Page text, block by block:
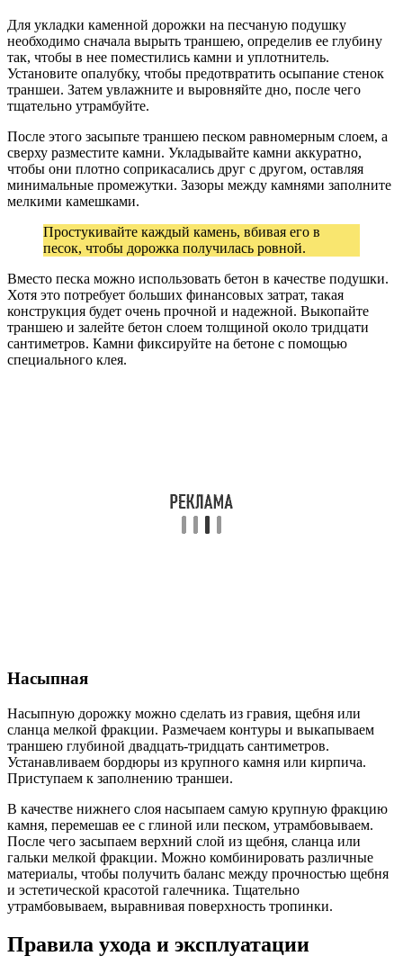
Для укладки каменной дорожки на песчаную подушку
необходимо сначала вырыть траншею, определив ее глубину
так, чтобы в нее поместились камни и уплотнитель.
Установите опалубку, чтобы предотвратить осыпание стенок
траншеи. Затем увлажните и выровняйте дно, после чего
тщательно утрамбуйте.
После этого засыпьте траншею песком равномерным слоем, а
сверху разместите камни. Укладывайте камни аккуратно,
чтобы они плотно соприкасались друг с другом, оставляя
минимальные промежутки. Зазоры между камнями заполните
мелкими камешками.
Простукивайте каждый камень, вбивая его в
песок, чтобы дорожка получилась ровной.
Вместо песка можно использовать бетон в качестве подушки.
Хотя это потребует больших финансовых затрат, такая
конструкция будет очень прочной и надежной. Выкопайте
траншею и залейте бетон слоем толщиной около тридцати
сантиметров. Камни фиксируйте на бетоне с помощью
специального клея.
Насыпная
Насыпную дорожку можно сделать из гравия, щебня или
сланца мелкой фракции. Размечаем контуры и выкапываем
траншею глубиной двадцать-тридцать сантиметров.
Устанавливаем бордюры из крупного камня или кирпича.
Приступаем к заполнению траншеи.
В качестве нижнего слоя насыпаем самую крупную фракцию
камня, перемешав ее с глиной или песком, утрамбовываем.
После чего засыпаем верхний слой из щебня, сланца или
гальки мелкой фракции. Можно комбинировать различные
материалы, чтобы получить баланс между прочностью щебня
и эстетической красотой галечника. Тщательно
утрамбовываем, выравнивая поверхность тропинки.
Правила ухода и эксплуатации